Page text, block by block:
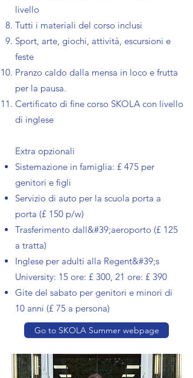
livello
Tutti i materiali del corso inclusi
Sport, arte, giochi, attività, escursioni e
feste
Pranzo caldo dalla mensa in loco e frutta
per la pausa.
Certificato di fine corso SKOLA con livello
di inglese
Extra opzionali​
Sistemazione in famiglia: £ 475 per
genitori e figli
Servizio di auto per la scuola porta a
porta (£ 150 p/w)
Trasferimento dall&#39;aeroporto (£ 125
a tratta)
Inglese per adulti alla Regent&#39;s
University: 15 ore: £ 300, 21 ore: £ 390
Gite del sabato per genitori e minori di
10 anni (£ 75 a persona)
Go to SKOLA Summer webpage